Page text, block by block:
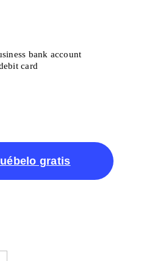
bank account
card
gratis